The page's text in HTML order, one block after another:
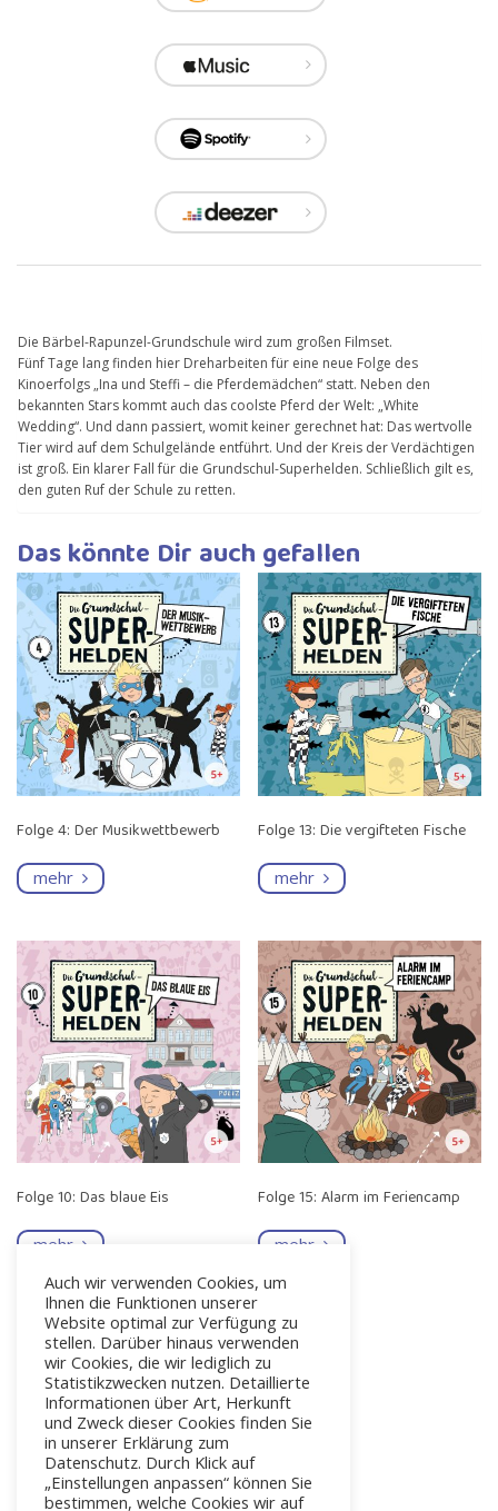
Die Bärbel-Rapunzel-Grundschule wird zum großen Filmset.
Fünf Tage lang finden hier Dreharbeiten für eine neue Folge des
Kinoerfolgs „Ina und Steffi – die Pferdemädchen“ statt. Neben den
bekannten Stars kommt auch das coolste Pferd der Welt: „White
Wedding“. Und dann passiert, womit keiner gerechnet hat: Das wertvolle
Tier wird auf dem Schulgelände entführt. Und der Kreis der Verdächtigen
ist groß. Ein klarer Fall für die Grundschul-Superhelden. Schließlich gilt es,
den guten Ruf der Schule zu retten.
Das könnte Dir auch gefallen
Folge 4: Der Musikwettbewerb
mehr
Folge 13: Die vergifteten Fische
mehr
Folge 10: Das blaue Eis
mehr
Folge 15: Alarm im Feriencamp
mehr
Auch wir verwenden Cookies, um
Ihnen die Funktionen unserer
Website optimal zur Verfügung zu
stellen. Darüber hinaus verwenden
wir Cookies, die wir lediglich zu
Statistikzwecken nutzen. Detaillierte
Informationen über Art, Herkunft
und Zweck dieser Cookies finden Sie
in unserer Erklärung zum
Datenschutz. Durch Klick auf
„Einstellungen anpassen“ können Sie
bestimmen, welche Cookies wir auf